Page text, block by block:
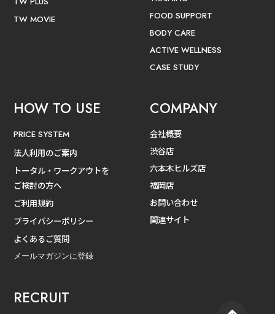
TW MOVIE
FOOD SUPPORT
BODY CARE
ACTIVE WELLNESS
CASE STUDY
HOW TO USE
PRICE SYSTEM
法人利用のご案内
トータル・ワークアウトを
ご検討の方へ
ご利用規約
プライバシーポリシー
よくあるご質問
メールマガジンに登録
COMPANY
会社概要
渋谷店
六本木ヒルズ店
福岡店
お問い合わせ
関連サイト
RECRUIT